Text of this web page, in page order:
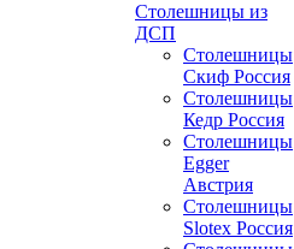
Столешницы из
ДСП
Столешницы
Скиф Россия
Столешницы
Кедр Россия
Столешницы
Egger
Австрия
Столешницы
Slotex Россия